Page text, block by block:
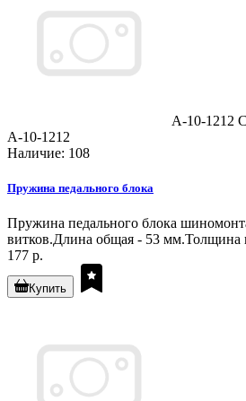
A-10-1212
A-10-1212
Наличие: 108
Пружина педального блока
Пружина педального блока
витков.Длина общая - 53 мм.Толщина
177 р.
Купить